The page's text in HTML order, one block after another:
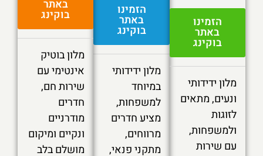
הזמינו
באתר
בוקינג
מלון ידידותי
במיוחד
למשפחות,
מציע חדרים
מרווחים,
מתקני פנאי,
הזמינו
באתר
בוקינג
מלון ידידותי
ונעים, מתאים
לזוגות
ולמשפחות,
עם שירות
באתר
בוקינג
מלון בוטיק
אינטימי עם
שירות חם,
חדרים
מודרניים
ונקיים ומיקום
מושלם בלב